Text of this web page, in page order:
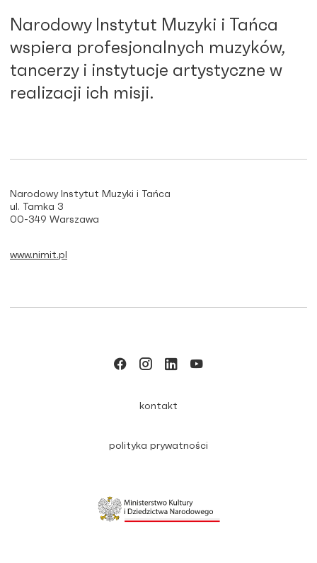
Narodowy Instytut Muzyki i Tańca
wspiera profesjonalnych muzyków,
tancerzy i instytucje artystyczne w
realizacji ich misji.
Narodowy Instytut Muzyki i Tańca
ul. Tamka 3
00-349 Warszawa
www.nimit.pl
kontakt
polityka prywatności